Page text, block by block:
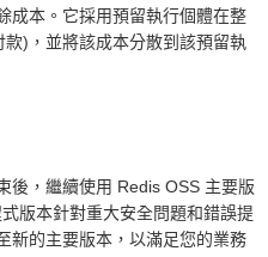
成本。它採用預留執行個體在整
)，並將該成本分散到該預留執
後，繼續使用 Redis OSS 主要版
版本針對重大安全問題和錯誤提
新的主要版本，以滿足您的業務